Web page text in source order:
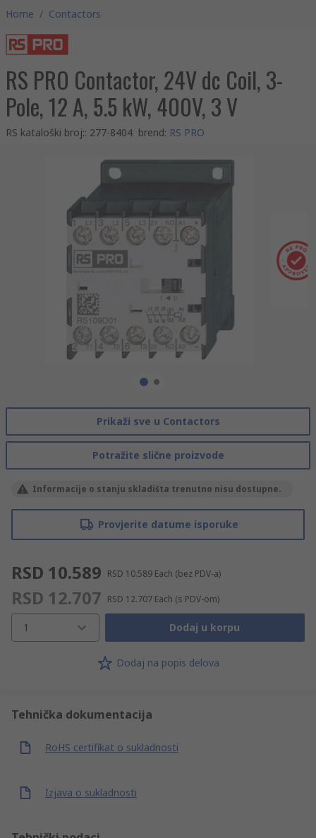
Home / Contactors
RS PRO Contactor, 24V dc Coil, 3-
Pole, 12 A, 5.5 kW, 400V, 3 V
RS kataloški broj:: 277-8404 brend: RS PRO
Prikaži sve u Contactors
Potražite slične proizvode
Informacije o stanju skladišta trenutno nisu dostupne.
Provjerite datume isporuke
RSD 10.589 RSD 10.589 Each (bez PDV-a)
RSD 12.707 RSD 12.707 Each (s PDV-om)
1 Dodaj u korpu
Dodaj na popis delova
Tehnička dokumentacija
RoHS certifikat o sukladnosti
Izjava o sukladnosti